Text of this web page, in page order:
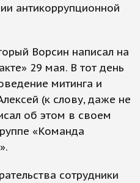
антикоррупционной
Ворсин написал на
29 мая. В тот день
митинга и
(к слову, даже не
об этом в своем
«Команда
сотрудники